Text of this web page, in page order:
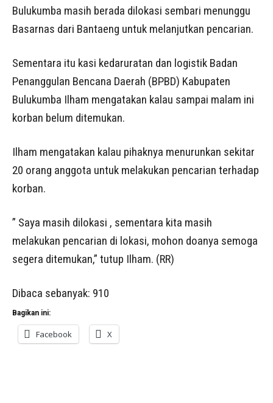
Bulukumba masih berada dilokasi sembari menunggu
Basarnas dari Bantaeng untuk melanjutkan pencarian.
Sementara itu kasi kedaruratan dan logistik Badan
Penanggulan Bencana Daerah (BPBD) Kabupaten
Bulukumba Ilham mengatakan kalau sampai malam ini
korban belum ditemukan.
Ilham mengatakan kalau pihaknya menurunkan sekitar
20 orang anggota untuk melakukan pencarian terhadap
korban.
” Saya masih dilokasi , sementara kita masih
melakukan pencarian di lokasi, mohon doanya semoga
segera ditemukan,” tutup Ilham. (RR)
Dibaca sebanyak: 910
Bagikan ini:
Facebook X